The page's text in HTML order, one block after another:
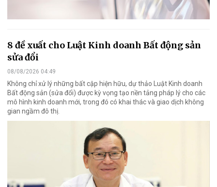
8 đề xuất cho Luật Kinh doanh Bất động sản
sửa đổi
08/08/2026 04:49
Không chỉ xử lý những bất cập hiện hữu, dự thảo Luật Kinh doanh
Bất động sản (sửa đổi) được kỳ vọng tạo nền tảng pháp lý cho các
mô hình kinh doanh mới, trong đó có khai thác và giao dịch không
gian ngầm đô thị.